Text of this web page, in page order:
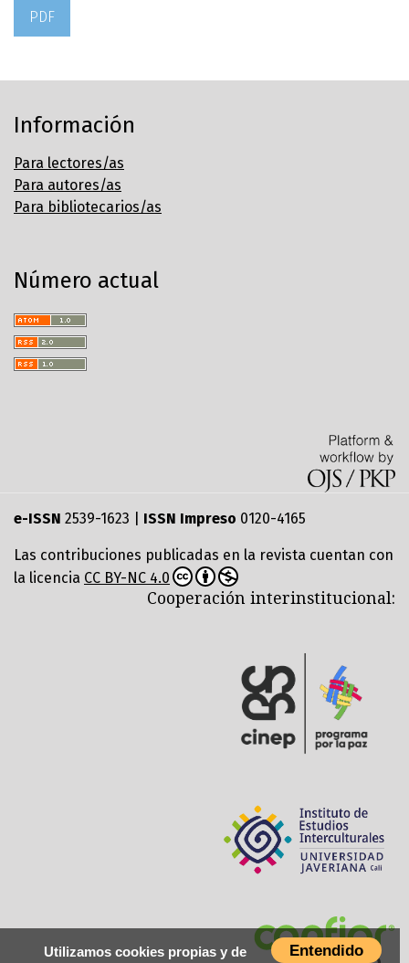
PDF
Entendido
Utilizamos cookies propias y de
Información
Para lectores/as
Para autores/as
Para bibliotecarios/as
Número actual
e-ISSN 2539-1623 | ISSN Impreso 0120-4165
Las contribuciones publicadas en la revista cuentan con
la licencia CC BY-NC 4.0
Cooperación interinstitucional: